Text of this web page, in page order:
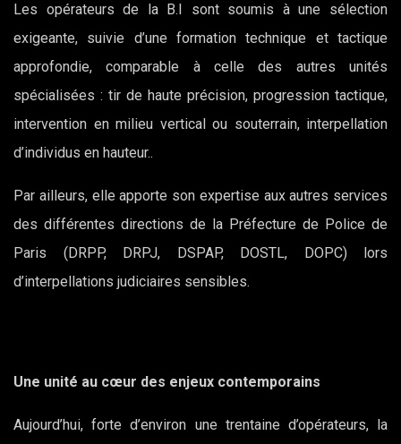
Les opérateurs de la B.I sont soumis à une sélection
exigeante, suivie d’une formation technique et tactique
approfondie, comparable à celle des autres unités
spécialisées : tir de haute précision, progression tactique,
intervention en milieu vertical ou souterrain, interpellation
d’individus en hauteur..
Par ailleurs, elle apporte son expertise aux autres services
des différentes directions de la Préfecture de Police de
Paris (DRPP, DRPJ, DSPAP, DOSTL, DOPC) lors
d’interpellations judiciaires sensibles.
Une unité au cœur des enjeux contemporains
Aujourd’hui, forte d’environ une trentaine d’opérateurs, la